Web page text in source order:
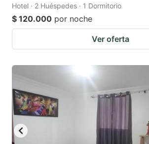
Hotel · 2 Huéspedes · 1 Dormitorio
$ 120.000 por noche
Ver oferta